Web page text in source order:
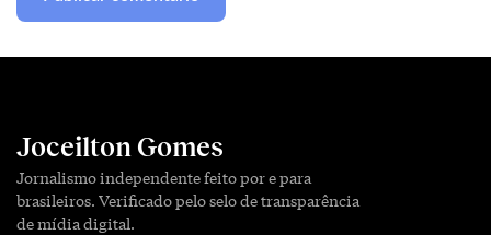
Joceilton Gomes
Jornalismo independente feito por e para
brasileiros. Verificado pelo selo de transparência
de mídia digital.